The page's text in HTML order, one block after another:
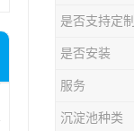
是否支持定制
是否安装
服务
沉淀池种类